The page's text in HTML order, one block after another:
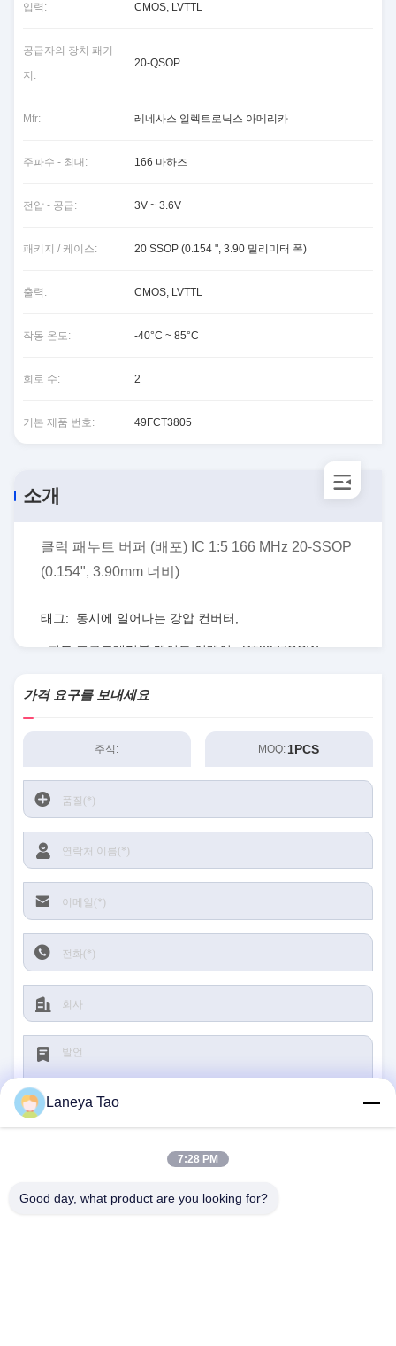
입력: CMOS, LVTTL
공급자의 장치 패키
지:
20-QSOP
Mfr: 레네사스 일렉트로닉스 아메리카
주파수 - 최대: 166 마하즈
전압 - 공급: 3V ~ 3.6V
패키지 / 케이스: 20 SSOP (0.154 ", 3.90 밀리미터 폭)
출력: CMOS, LVTTL
작동 온도: -40°C ~ 85°C
회로 수: 2
기본 제품 번호: 49FCT3805
소개
클럭 패누트 버퍼 (배포) IC 1:5 166 MHz 20-SSOP
(0.154", 3.90mm 너비)
태그: 동시에 일어나는 강압 컨버터
필드 프로그래머블 게이트 어레이, RT8077GQW
가격 요구를 보내세요
주식: MOQ: 1PCS
제출
Laneya Tao
7:28 PM
Good day, what product are you looking for?